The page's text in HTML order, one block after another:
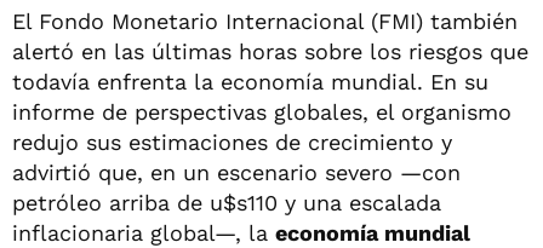
El Fondo Monetario Internacional (FMI) también
alertó en las últimas horas sobre los riesgos que
todavía enfrenta la economía mundial. En su
informe de perspectivas globales, el organismo
redujo sus estimaciones de crecimiento y
advirtió que, en un escenario severo —con
petróleo arriba de u$s110 y una escalada
inflacionaria global—, la economía mundial